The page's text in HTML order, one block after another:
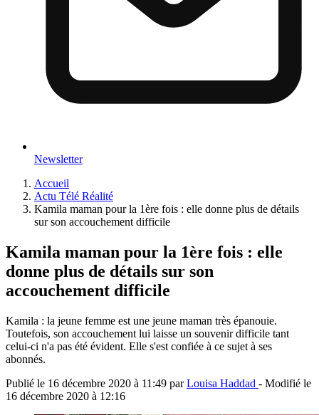
Newsletter
Accueil
Actu Télé Réalité
Kamila maman pour la 1ère fois : elle donne plus de détails
sur son accouchement difficile
Kamila maman pour la 1ère fois : elle
donne plus de détails sur son
accouchement difficile
Kamila : la jeune femme est une jeune maman très épanouie.
Toutefois, son accouchement lui laisse un souvenir difficile tant
celui-ci n'a pas été évident. Elle s'est confiée à ce sujet à ses
abonnés.
Publié le 16 décembre 2020 à 11:49 parLouisa Haddad - Modifié le
16 décembre 2020 à 12:16